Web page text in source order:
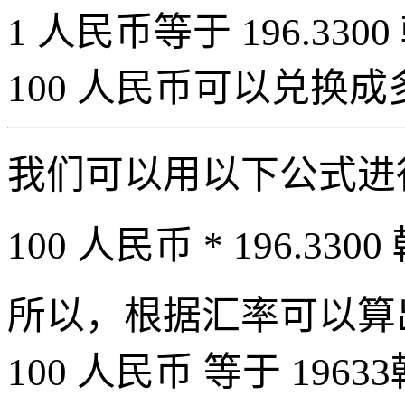
1 人民币等于
100 人民币可以兑换成
我们可以用以下公式
100 人民币 * 196.3300
所以，根据汇率可以
100 人民币 等于